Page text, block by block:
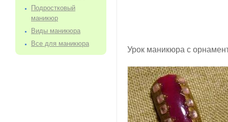
Подростковый
маникюр
Виды маникюра
Все для маникюра
Урок маникюра с